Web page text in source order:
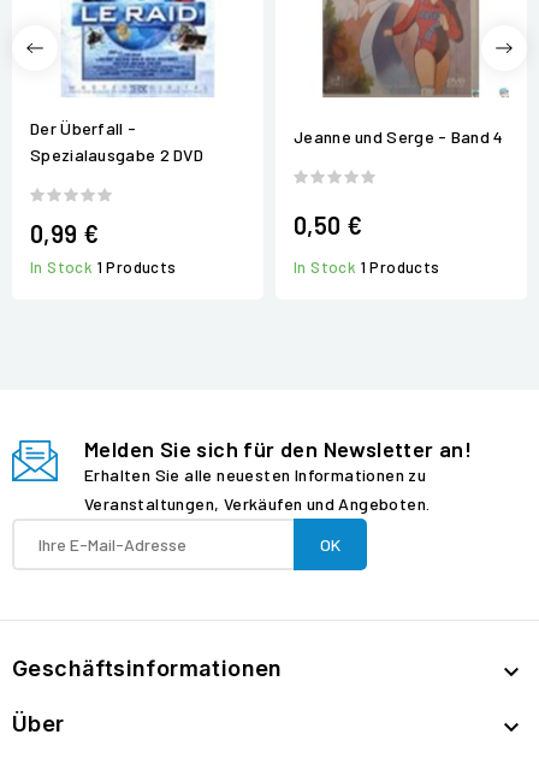
Der Überfall -
Spezialausgabe 2 DVD
0,99 €
In Stock 1 Products
Jeanne und Serge - Band 4
0,50 €
In Stock 1 Products
Melden Sie sich für den Newsletter an!
Erhalten Sie alle neuesten Informationen zu
Veranstaltungen, Verkäufen und Angeboten.
Geschäftsinformationen 
Über 